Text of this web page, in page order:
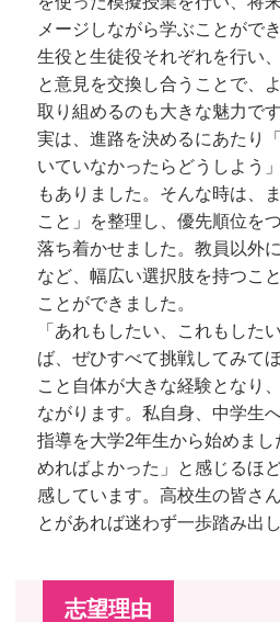
メージしながら学ぶことがで
生役と生徒役それぞれを行い
と意見を交換し合うことで、
取り組めるのも大きな魅力です
実は、進路を決めるにあたり
いていなかったらどうしよう
もありました。そんな時は、
こと」を整理し、優先順位を
落ち着かせました。教員以外
など、幅広い選択肢を持つこ
ことができました。
「あれもしたい、これもした
ば、ぜひすべて挑戦してみて
こと自体が大きな経験となり
ながります。私自身、中学生
指導を大学2年生から始めま
めればよかった」と感じるほ
感しています。高校生の皆さ
とがあれば迷わず一歩踏み出
志望理由